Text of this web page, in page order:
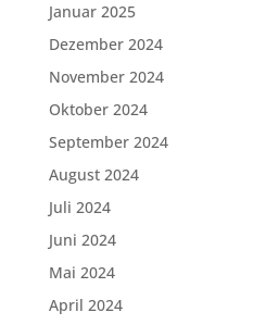
Januar 2025
Dezember 2024
November 2024
Oktober 2024
September 2024
August 2024
Juli 2024
Juni 2024
Mai 2024
April 2024